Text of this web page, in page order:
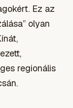
Ez az
olyan
regionális